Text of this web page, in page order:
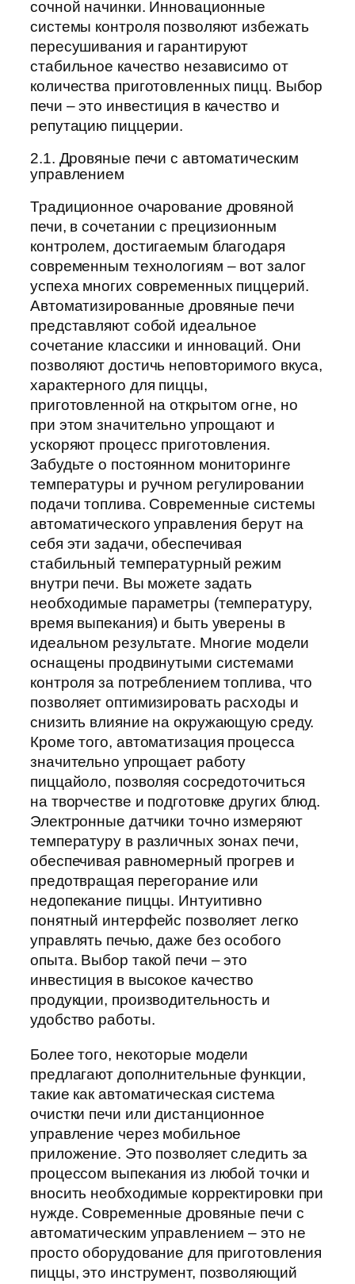
сочной начинки. Инновационные
системы контроля позволяют избежать
пересушивания и гарантируют
стабильное качество независимо от
количества приготовленных пицц. Выбор
печи – это инвестиция в качество и
репутацию пиццерии.
2.1. Дровяные печи с автоматическим
управлением
Традиционное очарование дровяной
печи, в сочетании с прецизионным
контролем, достигаемым благодаря
современным технологиям – вот залог
успеха многих современных пиццерий.
Автоматизированные дровяные печи
представляют собой идеальное
сочетание классики и инноваций. Они
позволяют достичь неповторимого вкуса,
характерного для пиццы,
приготовленной на открытом огне, но
при этом значительно упрощают и
ускоряют процесс приготовления.
Забудьте о постоянном мониторинге
температуры и ручном регулировании
подачи топлива. Современные системы
автоматического управления берут на
себя эти задачи, обеспечивая
стабильный температурный режим
внутри печи. Вы можете задать
необходимые параметры (температуру,
время выпекания) и быть уверены в
идеальном результате. Многие модели
оснащены продвинутыми системами
контроля за потреблением топлива, что
позволяет оптимизировать расходы и
снизить влияние на окружающую среду.
Кроме того, автоматизация процесса
значительно упрощает работу
пиццайоло, позволяя сосредоточиться
на творчестве и подготовке других блюд.
Электронные датчики точно измеряют
температуру в различных зонах печи,
обеспечивая равномерный прогрев и
предотвращая перегорание или
недопекание пиццы. Интуитивно
понятный интерфейс позволяет легко
управлять печью, даже без особого
опыта. Выбор такой печи – это
инвестиция в высокое качество
продукции, производительность и
удобство работы.
Более того, некоторые модели
предлагают дополнительные функции,
такие как автоматическая система
очистки печи или дистанционное
управление через мобильное
приложение. Это позволяет следить за
процессом выпекания из любой точки и
вносить необходимые корректировки при
нужде. Современные дровяные печи с
автоматическим управлением – это не
просто оборудование для приготовления
пиццы, это инструмент, позволяющий